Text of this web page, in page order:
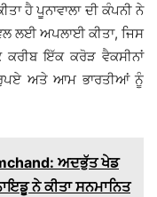
ਹੈ ਪੂਨਾਵਾਲਾ ਦੀ ਕੰਪਨੀ ਨੇ
ਲਈ ਅਪਲਾਈ ਕੀਤਾ, ਜਿਸ
ਕਰੀਬ ਇੱਕ ਕਰੋੜ ਵੈਕਸੀਨਾਂ
ਅਤੇ ਆਮ ਭਾਰਤੀਆਂ ਨੂੰ
ਅਦਭੁੱਤ ਖੇਡ
ਨੇ ਕੀਤਾ ਸਨਮਾਨਿਤ